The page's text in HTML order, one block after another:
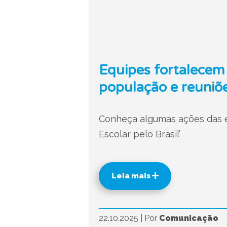
Equipes
população e
Conheça algumas ações das
Escolar pelo Brasil’
Leia mais
22.10.2025 Por Comunicação